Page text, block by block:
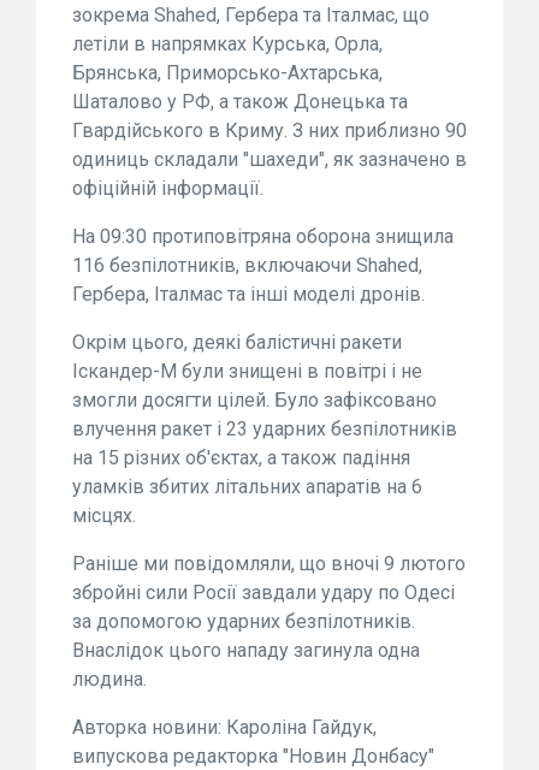
зокрема Shahed, Гербера та Італмас, що
летіли в напрямках Курська, Орла,
Брянська, Приморсько-Ахтарська,
Шаталово у РФ, а також Донецька та
Гвардійського в Криму. З них приблизно 90
одиниць складали "шахеди", як зазначено в
офіційній інформації.
На 09:30 протиповітряна оборона знищила
116 безпілотників, включаючи Shahed,
Гербера, Італмас та інші моделі дронів.
Окрім цього, деякі балістичні ракети
Іскандер-М були знищені в повітрі і не
змогли досягти цілей. Було зафіксовано
влучення ракет і 23 ударних безпілотників
на 15 різних об'єктах, а також падіння
уламків збитих літальних апаратів на 6
місцях.
Раніше ми повідомляли, що вночі 9 лютого
збройні сили Росії завдали удару по Одесі
за допомогою ударних безпілотників.
Внаслідок цього нападу загинула одна
людина.
Авторка новини: Кароліна Гайдук,
випускова редакторка "Новин Донбасу"